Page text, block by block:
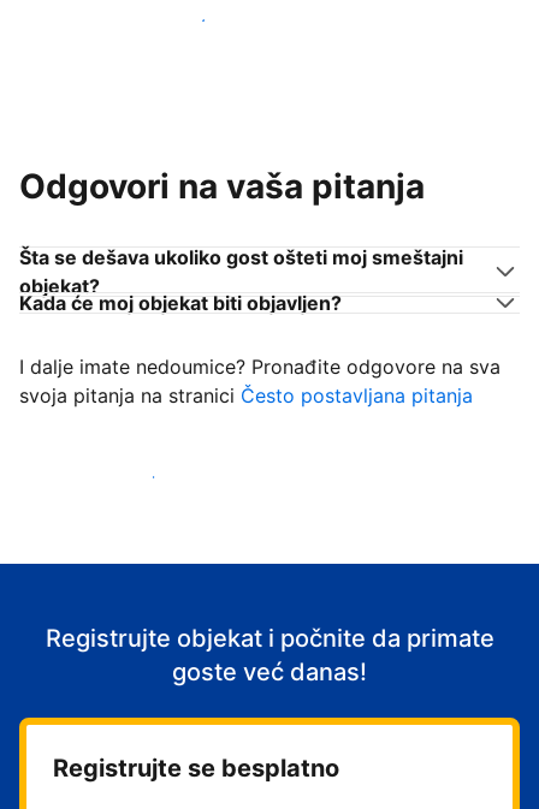
Pridružite se domaćinima poput vas
Odgovori na vaša pitanja
Šta se dešava ukoliko gost ošteti moj smeštajni
objekat?
Kada će moj objekat biti objavljen?
I dalje imate nedoumice? Pronađite odgovore na sva
svoja pitanja na stranici Često postavljana pitanja
Počnite da primate goste
Registrujte objekat i počnite da primate
goste već danas!
Registrujte se besplatno